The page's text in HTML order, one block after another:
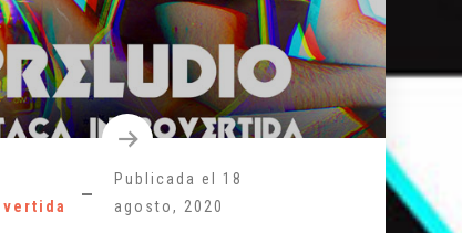
Publicada el 18
agosto, 2020